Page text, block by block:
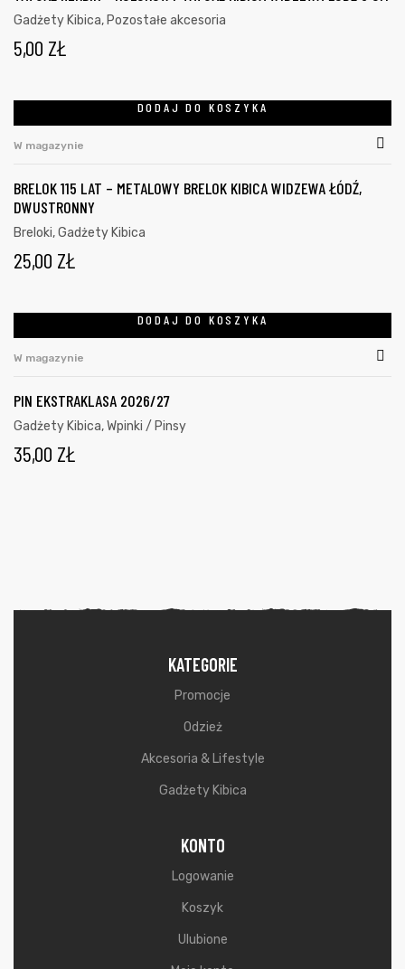
Gadżety Kibica, Pozostałe akcesoria
5,00 ZŁ
DODAJ DO KOSZYKA
W magazynie
BRELOK 115 LAT – METALOWY BRELOK KIBICA WIDZEWA ŁÓDŹ,
DWUSTRONNY
Breloki,Gadżety Kibica
25,00 ZŁ
DODAJ DO KOSZYKA
W magazynie
PIN EKSTRAKLASA 2026/27
Gadżety Kibica,Wpinki / Pinsy
35,00 ZŁ
KATEGORIE
Promocje
Odzież
Akcesoria & Lifestyle
Gadżety Kibica
KONTO
Logowanie
Koszyk
Ulubione